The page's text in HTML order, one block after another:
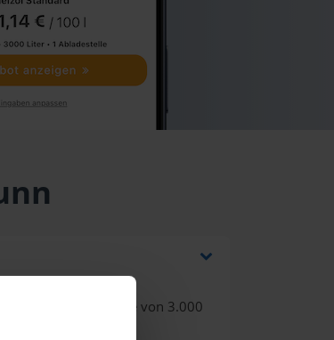
einer Bestellmenge von 3.000